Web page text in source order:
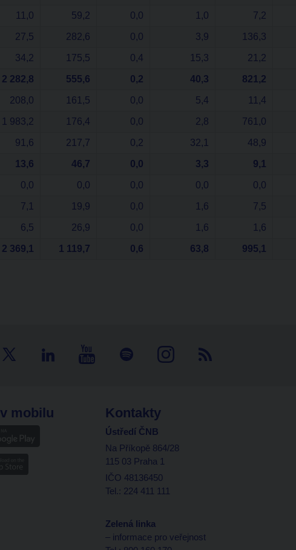
11,0 59,2 0,0 1,0 7,2
27,5 282,6 0,0 3,9 136,3
34,2 175,5 0,4 15,3 21,2
2 282,8 555,6 0,2 40,3 821,2
208,0 161,5 0,0 5,4 11,4
1 983,2 176,4 0,0 2,8 761,0
91,6 217,7 0,2 32,1 48,9
13,6 46,7 0,0 3,3 9,1
0,0 0,0 0,0 0,0 0,0
7,1 19,9 0,0 1,6 7,5
6,5 26,9 0,0 1,6 1,6
2 369,1 1 119,7 0,6 63,8 995,1
mobilu Kontakty
Ústředí ČNB
Na Příkopě 864/28
115 03 Praha 1
IČO 48136450
Tel.: 224 411 111
Zelená linka
– informace pro veřejnost